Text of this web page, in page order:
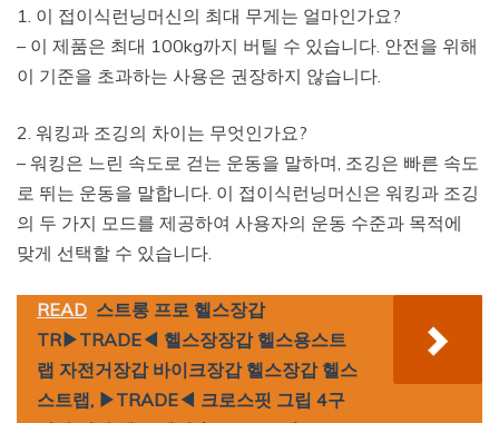
1. 이 접이식런닝머신의 최대 무게는 얼마인가요?
– 이 제품은 최대 100kg까지 버틸 수 있습니다. 안전을 위해
이 기준을 초과하는 사용은 권장하지 않습니다.
2. 워킹과 조깅의 차이는 무엇인가요?
– 워킹은 느린 속도로 걷는 운동을 말하며, 조깅은 빠른 속도
로 뛰는 운동을 말합니다. 이 접이식런닝머신은 워킹과 조깅
의 두 가지 모드를 제공하여 사용자의 운동 수준과 목적에
맞게 선택할 수 있습니다.
READ 스트롱 프로 헬스장갑
TR▶TRADE◀ 헬스장장갑 헬스용스트
랩 자전거장갑 바이크장갑 헬스장갑 헬스
스트랩, ▶TRADE◀ 크로스핏 그립 4구